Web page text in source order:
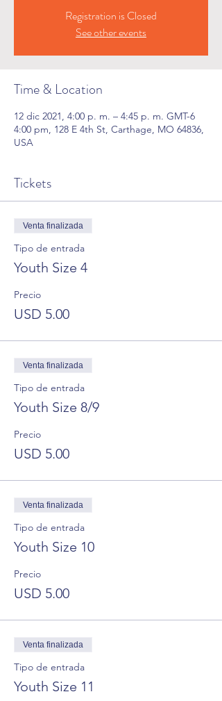
Registration is Closed
See other events
Time & Location
12 dic 2021, 4:00 p. m. – 4:45 p. m. GMT-6
4:00 pm, 128 E 4th St, Carthage, MO 64836,
USA
Tickets
Venta finalizada
Tipo de entrada
Youth Size 4
Precio
USD 5.00
Venta finalizada
Tipo de entrada
Youth Size 8/9
Precio
USD 5.00
Venta finalizada
Tipo de entrada
Youth Size 10
Precio
USD 5.00
Venta finalizada
Tipo de entrada
Youth Size 11